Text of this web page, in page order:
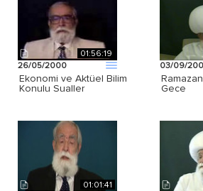
01:56:19
26/05/2000
Ekonomi ve Aktüel Bilim
Konulu Sualler
03/09/
Gece
01:01:41